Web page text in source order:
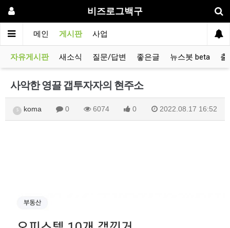
비즈로그백구
메인 게시판 사업
자유게시판 새소식 질문/답변 좋은글 뉴스봇 beta 출
사악한 영끌 갭투자자의 현주소
5 koma 0 6074 0 2022.08.17 16:52